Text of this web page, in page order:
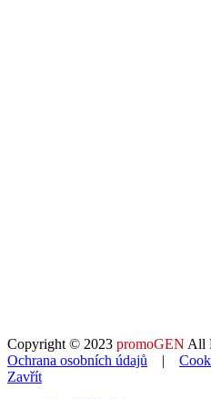
Copyright © 2023 promoGEN All
Ochrana osobních údajů |
Zavřít